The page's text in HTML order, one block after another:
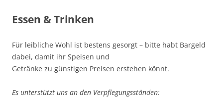
Essen & Trinken
Für leibliche Wohl ist bestens gesorgt – bitte habt Bargeld
dabei, damit ihr Speisen und
Getränke zu günstigen Preisen erstehen könnt.
Es unterstützt uns an den Verpflegungsständen: